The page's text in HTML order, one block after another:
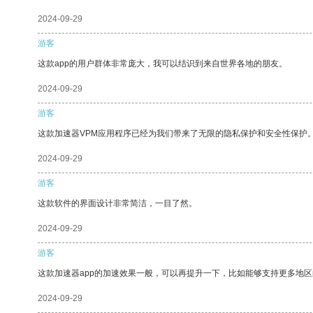
2024-09-29
游客
这款app的用户群体非常庞大，我可以结识到来自世界各地的朋友。
2024-09-29
游客
这款加速器VPM应用程序已经为我们带来了无限的隐私保护和安全性保护。
2024-09-29
游客
这款软件的界面设计非常简洁，一目了然。
2024-09-29
游客
这款加速器app的加速效果一般，可以再提升一下，比如能够支持更多地区
2024-09-29